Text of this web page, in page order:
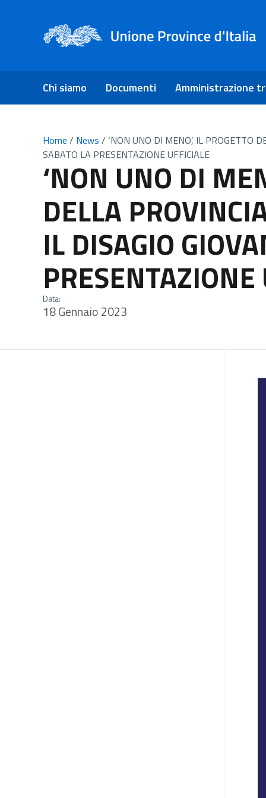
Chi siamo Documenti Amministrazione
Home / News / ‘NON UNO DI MENO’, IL PROGETTO
SABATO LA PRESENTAZIONE UFFICIALE
‘NON UNO DI
DELLA
IL DISAGIO
Data:
18 Gennaio 2023